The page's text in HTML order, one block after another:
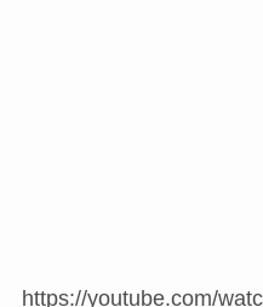
https://youtube.com/